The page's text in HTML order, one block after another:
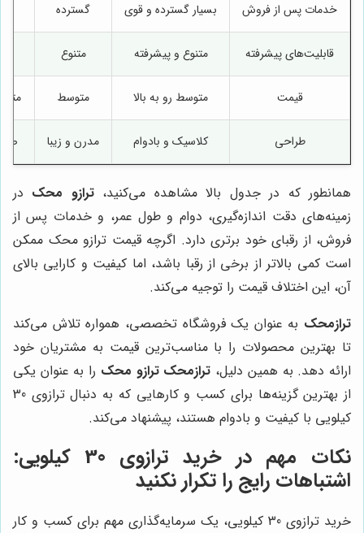
خدمات پس از فروش بسیار گسترده و قوی گسترده
قابلیت‌های پیشرفته متنوع و پیشرفته متنوع
قیمت متوسط رو به بالا متوسط
طراحی کلاسیک و بادوام مدرن و زیبا
همانطور که در جدول بالا مشاهده می‌کنید،ترازو محک در
زمینه‌های دقت اندازه‌گیری، دوام و طول عمر، و خدمات پس از
فروش، از رقبای خود برتری دارد. اگرچه قیمت ترازو محک ممکن
است کمی بالاتر از برخی از رقبا باشد، اما کیفیت و کارایی بالای
آن، این اختلاف قیمت را توجیه می‌کند.
ترازمحک به عنوان یک فروشگاه تخصصی، همواره تلاش می‌کند
تا بهترین محصولات را با مناسب‌ترین قیمت به مشتریان خود
ارائه دهد. به همین دلیل، ترازمحک ترازو محک را به عنوان یکی
از بهترین گزینه‌ها برای کسب و کارهایی که به دنبال ترازوی 30
کیلویی با کیفیت و بادوام هستند، پیشنهاد می‌کند.
نکات مهم در خرید ترازوی 30 کیلویی:
اشتباهات رایج را تکرار نکنید
خرید ترازوی 30 کیلویی، یک سرمایه‌گذاری مهم برای کسب و کار